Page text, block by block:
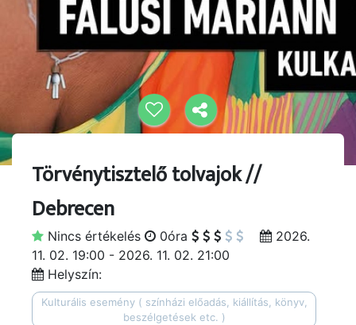
Törvénytisztelő tolvajok //
Debrecen
Nincs értékelés 0óra
2026.
11. 02. 19:00 - 2026. 11. 02. 21:00
Helyszín:
Kulturális esemény ( színházi előadás, kiállítás, könyv,
beszélgetések etc. )